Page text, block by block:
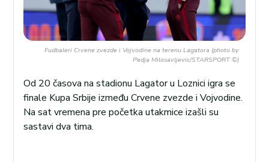
Fudbaleri Crvene zvezde i Vojvodine na terenu Lagatora (photo by
Pedja Milosavljevic/STARSPORT ©)
Od 20 časova na stadionu Lagator u Loznici igra se
finale Kupa Srbije između Crvene zvezde i Vojvodine.
Na sat vremena pre početka utakmice izašli su
sastavi dva tima.